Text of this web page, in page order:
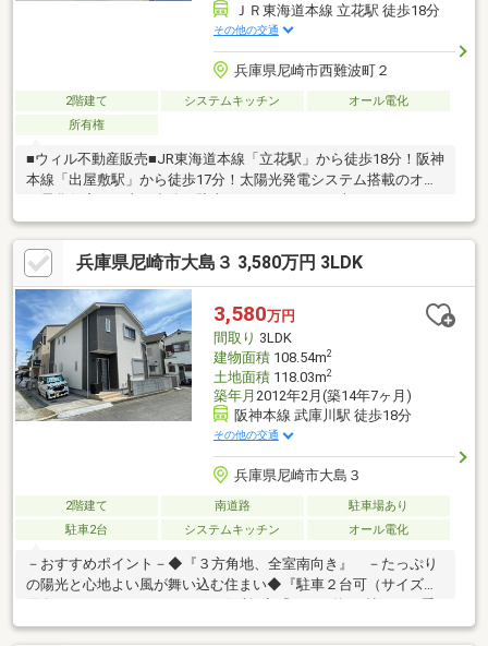
ＪＲ東海道本線 立花駅 徒歩18分
その他の交通
兵庫県尼崎市西難波町２
2階建て システムキッチン
オール電化
所有権
■ウィル不動産販売■JR東海道本線「立花駅」から徒歩18分！阪神
本線「出屋敷駅」から徒歩17分！太陽光発電システム搭載のオー
兵庫県尼崎市大島３ 3,580万円 3LDK
3,580万円
間取り 3LDK
建物面積108.54m2
土地面積118.03m2
築年月 2012年2月(築14年7ヶ月)
阪神本線 武庫川駅 徒歩18分
その他の交通
兵庫県尼崎市大島３
2階建て 南道路
駐車場あり
駐車2台
システムキッチン オール電化
－おすすめポイント－◆『３方角地、全室南向き』 －たっぷり
の陽光と心地よい風が舞い込む住まい◆『駐車２台可（サイズ制
節物の衣類もスッキリ収納◆『ＬＤＫ約17.8帖』 －家族団らん